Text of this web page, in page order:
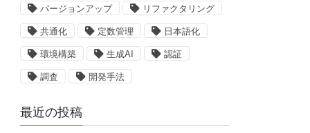
バージョンアップ リファクタリング
共通化 定数管理 日本語化
環境構築 生成AI 認証
調査 開発手法
最近の投稿